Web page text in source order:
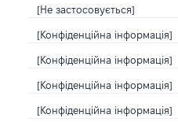
[Не застосовується]
[Конфіденційна інформація]
[Конфіденційна інформація]
[Конфіденційна інформація]
[Конфіденційна інформація]